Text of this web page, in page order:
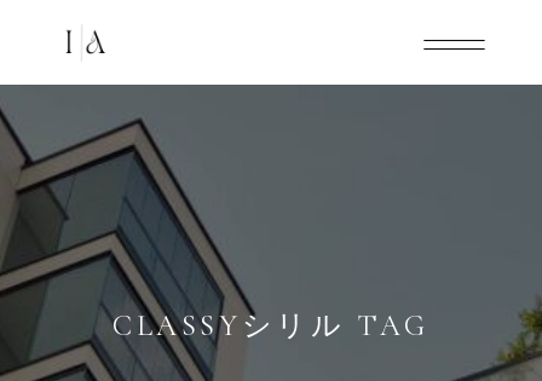
CLASSYシリル TAG